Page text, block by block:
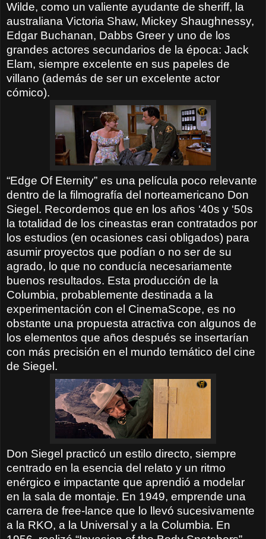
Wilde, como un valiente ayudante de sheriff, la
australiana Victoria Shaw, Mickey Shaughnessy,
Edgar Buchanan, Dabbs Greer y uno de los
grandes actores secundarios de la época: Jack
Elam, siempre excelente en sus papeles de
villano (además de ser un excelente actor
cómico).
“Edge Of Eternity” es una película poco relevante
dentro de la filmografía del norteamericano Don
Siegel. Recordemos que en los años ‘40s y ‘50s
la totalidad de los cineastas eran contratados por
los estudios (en ocasiones casi obligados) para
asumir proyectos que podían o no ser de su
agrado, lo que no conducía necesariamente
buenos resultados. Esta producción de la
Columbia, probablemente destinada a la
experimentación con el CinemaScope, es no
obstante una propuesta atractiva con algunos de
los elementos que años después se insertarían
con más precisión en el mundo temático del cine
de Siegel.
Don Siegel practicó un estilo directo, siempre
centrado en la esencia del relato y un ritmo
enérgico e impactante que aprendió a modelar
en la sala de montaje. En 1949, emprende una
carrera de free-lance que lo llevó sucesivamente
a la RKO, a la Universal y a la Columbia. En